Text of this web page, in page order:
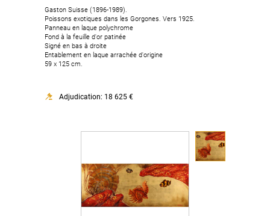
Gaston Suisse (1896-1989).
Poissons exotiques dans les Gorgones. Vers 1925.
Panneau en laque polychrome
Fond à la feuille d'or patinée
Signé en bas à droite
Entablement en laque arrachée d'origine
59 x 125 cm.
Adjudication: 18 625 €